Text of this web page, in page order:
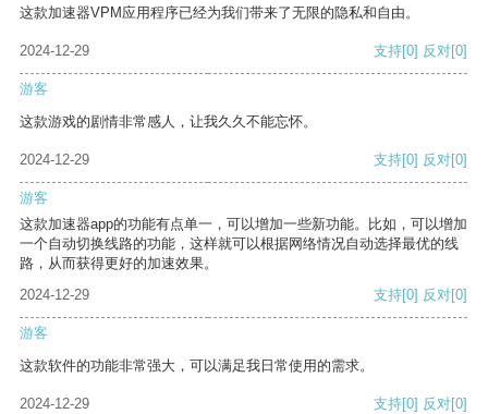
这款加速器VPM应用程序已经为我们带来了无限的隐私和自由。
2024-12-29 支持[0] 反对[0]
游客
这款游戏的剧情非常感人，让我久久不能忘怀。
2024-12-29 支持[0] 反对[0]
游客
这款加速器app的功能有点单一，可以增加一些新功能。比如，可以增加
一个自动切换线路的功能，这样就可以根据网络情况自动选择最优的线
路，从而获得更好的加速效果。
2024-12-29
支持[0] 反对[0]
游客
这款软件的功能非常强大，可以满足我日常使用的需求。
2024-12-29 支持[0] 反对[0]